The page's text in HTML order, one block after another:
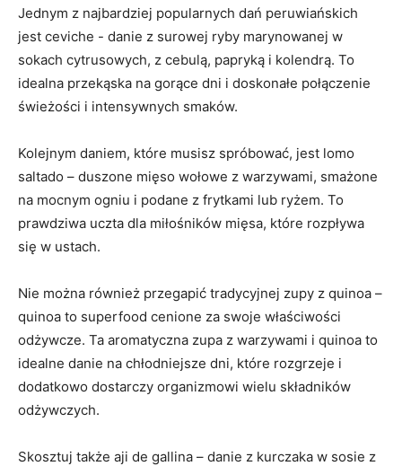
Jednym z najbardziej popularnych dań peruwiańskich
jest ceviche ​- danie z surowej ryby marynowanej w
sokach cytrusowych, z cebulą, papryką i kolendrą.⁢ To
idealna‌ przekąska na gorące dni i doskonałe połączenie
świeżości i intensywnych smaków.
Kolejnym daniem, które musisz spróbować, ⁤jest lomo
saltado – duszone‌ mięso ​wołowe z warzywami, smażone
⁢na mocnym​ ogniu i podane z frytkami lub ryżem. To
prawdziwa uczta dla ⁣miłośników‍ mięsa, które rozpływa
⁢się w ustach.
Nie⁢ można⁤ również przegapić tradycyjnej zupy z quinoa –
quinoa to superfood cenione za swoje właściwości
odżywcze. Ta aromatyczna zupa z warzywami i quinoa to
idealne danie na ⁤chłodniejsze dni, które rozgrzeje i
dodatkowo dostarczy organizmowi wielu składników
odżywczych.
Skosztuj także aji de ‌gallina – danie z kurczaka w sosie z